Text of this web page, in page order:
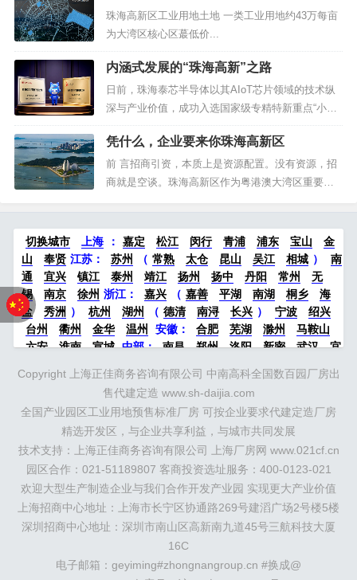
技股份有限公司（以下简称“纳睿雷达”）自主研发的
AXPT0464型X波段双极化有源相控阵天气雷达。此
举不仅填补了我国...
么？
珠海高新区工业用地土地 一类工业用地约43万每亩
为大湾区核心区蕞低价...
内涵式发展的“珠海高新”之路
日前，珠海泰芯半导体以其AIoT芯片领域的技术纵
深与产业价值，成功入选国家级专精特新重点“小巨
人”企业，成为珠海高新区推动企业走出内涵式发展
之路的一个鲜明注脚。何为内涵式发展？业界普遍
认为，现阶段不再是项目为王，而是要强调技术为
王、品质为王、效益为王。“过去拼项目、拼土地，
凭什么，企业要来你珠海高新区
前 言招商引资，本质上是资源配置。没有资源，招
商就是空谈。珠海高新区作为粤港澳大湾区重要的
中排名第22位。主园区实现地区生产总值408亿元，
规上工业增加值181.3亿元。高新技术企业达755
家，占全市三分...
切换城市 上海 ： 嘉定 松江 闵行 青浦 浦东 宝山
金
山
奉贤 江苏： 苏州 （ 常熟 太仓 昆山 吴江 相城 ）
南
通
宜兴 镇江 泰州 靖江 扬州 扬中 丹阳 常州
无
锡
南京 徐州 浙江： 嘉兴 （ 嘉善 平湖 南湖 桐乡
海
盐
秀洲 ） 杭州 湖州 （ 德清 南浔 长兴 ） 宁波
绍兴
台州
衢州 金华 温州 安徽： 合肥 芜湖 滁州
马鞍山
六安
淮南 宣城 中部： 南昌 郑州 洛阳 新密 武汉
宜
鲁：
北京 天津 廊坊 （ 固安 香河 大厂 永清 三河
霸
涿州 涞水 ） 太原 晋中 沈阳
绵阳
石家庄 沧州 唐山 潍坊 德州 威海 烟台
青岛
珠三角： 广州 东莞 江门 惠州 肇庆 中山 佛山
福建： 福州 漳州 泉州 龙岩 西南： 昆明 南宁 华北： 沈
阳
大连 海外园区： 印尼 泰国 越南 柬埔寨
马来西
亚
新加坡 墨西哥 荷兰 美国 地产商： 灯塔瓴科
中南高
科
华夏幸福 联东U谷 万洋 均和 平谦迈高 咨询热线：
400-0123-021
Copyright 上海正佳商务咨询有限公司 中南高科全国数百园厂房出
售代建定造 www.sh-daijia.com
全国产业园区工业用地预售标准厂房 可按企业要求代建定造厂房
精选开发区，与企业共享利益，与城市共同发展
技术支持：上海正佳商务咨询有限公司 上海厂房网 www.021cf.cn
园区合作：021-51189807 客商投资选址服务：400-0123-021
欢迎大型生产制造企业与我们合作开发产业园 实现更大产业价值
上海招商中心地址：上海市长宁区协通路269号建滔广场2号楼5楼
深圳招商中心地址：深圳市南山区高新南九道45号三航科技大厦
16C
电子邮箱：geyiming#zhongnangroup.cn #换成@